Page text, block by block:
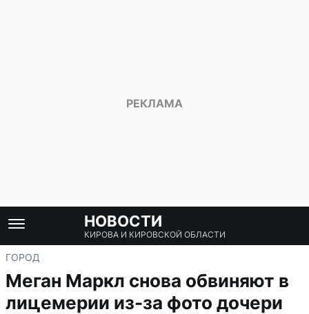
НОВОСТИ
КИРОВА И КИРОВСКОЙ ОБЛАСТИ
ГОРОД
Меган Маркл снова обвиняют в
лицемерии из-за фото дочери